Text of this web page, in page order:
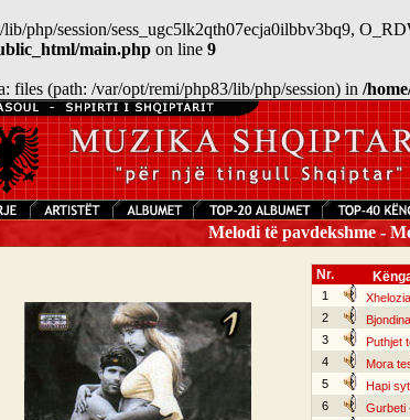
php/session/sess_ugc5lk2qth07ecja0ilbbv3bq9,
main.php on line 9
files (path: /var/opt/remi/php83/lib/php/session) in /
Melodi të pavdekshme -
Nr.
1 Xhelozia
2
Bjondina
3
Puthjet
4
Mora
5
Hapi
6
Gurbeti